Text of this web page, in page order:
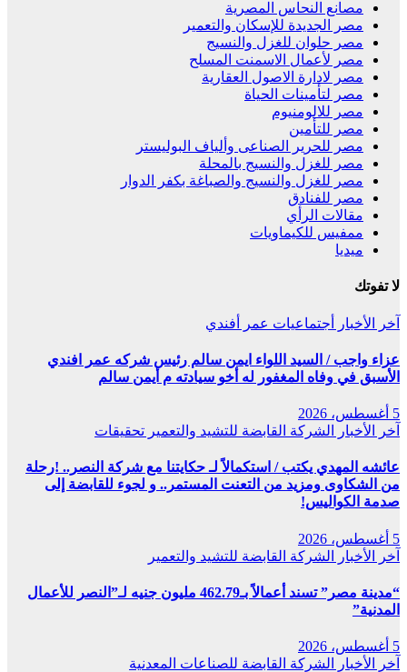
مصانع النحاس المصرية
مصر الجديدة للإسكان والتعمير
مصر حلوان للغزل والنسيج
مصر لأعمال الاسمنت المسلح
مصر لادارة الاصول العقارية
مصر لتأمينات الحياة
مصر للالومنيوم
مصر للتأمين
مصر للحرير الصناعى وألياف البوليستر
مصر للغزل والنسيج بالمحلة
مصر للغزل والنسيج والصباغة بكفر الدوار
مصر للفنادق
مقالات الرأي
ممفيس للكيماويات
ميديا
لا تفوتك
آخر الأخبار أجتماعيات عمر أفندي
عزاء واجب / السيد اللواء ايمن سالم رئيس شركه عمر افندي
الأسبق في وفاه المغفور له أخو سيادته م أيمن سالم
5 أغسطس، 2026
آخر الأخبار
الشركة القابضة للتشيد والتعمير تحقيقات
عائشه المهدي يكتب / استكمالاً لـ حكايتنا مع شركة النصر.. !رحلة
من الشكاوى ومزيد من التعنت المستمر.. و لجوء للقابضة إلى
صدمة الكواليس!
5 أغسطس، 2026
آخر الأخبار
الشركة القابضة للتشيد والتعمير
“مدينة مصر” تسند أعمالاً بـ462.79 مليون جنيه لـ”النصر للأعمال
المدنية”
5 أغسطس، 2026
آخر الأخبار
الشركة القابضة للصناعات المعدنية